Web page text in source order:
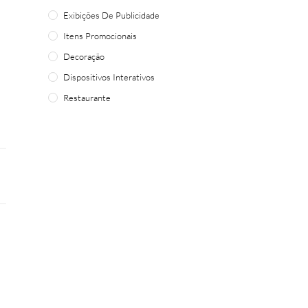
Exibições De Publicidade
Itens Promocionais
Decoração
Dispositivos Interativos
Restaurante